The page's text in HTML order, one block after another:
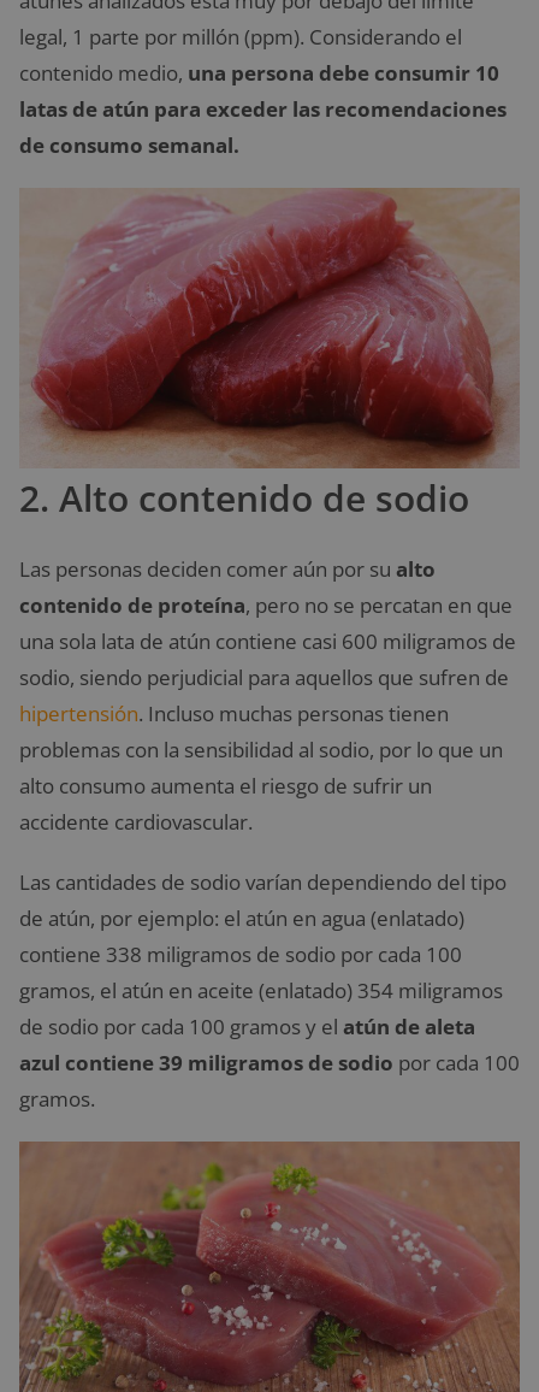
legal, 1 parte por millón (ppm). Considerando el
contenido medio, una persona debe consumir 10
latas de atún para exceder las recomendaciones
de consumo semanal.
2. Alto contenido de sodio
Las personas deciden comer aún por su alto
contenido de proteína, pero no se percatan en que
una sola lata de atún contiene casi 600 miligramos de
sodio, siendo perjudicial para aquellos que sufren de
hipertensión. Incluso muchas personas tienen
problemas con la sensibilidad al sodio, por lo que un
alto consumo aumenta el riesgo de sufrir un
accidente cardiovascular.
Las cantidades de sodio varían dependiendo del tipo
de atún, por ejemplo: el atún en agua (enlatado)
contiene 338 miligramos de sodio por cada 100
gramos, el atún en aceite (enlatado) 354 miligramos
de sodio por cada 100 gramos y el atún de aleta
azul contiene 39 miligramos de sodio por cada 100
gramos.